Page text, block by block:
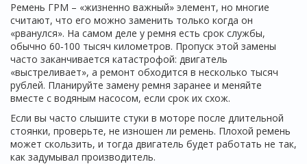
Ремень ГРМ – «жизненно важный» элемент, но многие
считают, что его можно заменить только когда он
«рванулся». На самом деле у ремня есть срок службы,
обычно 60‑100 тысяч километров. Пропуск этой замены
часто заканчивается катастрофой: двигатель
«выстреливает», а ремонт обходится в несколько тысяч
рублей. Планируйте замену ремня заранее и меняйте
вместе с водяным насосом, если срок их схож.
Если вы часто слышите стуки в моторе после длительной
стоянки, проверьте, не изношен ли ремень. Плохой ремень
может скользить, и тогда двигатель будет работать не так,
как задумывал производитель.